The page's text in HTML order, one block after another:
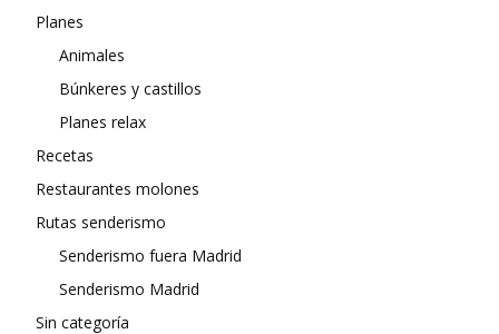
Planes
Animales
Búnkeres y castillos
Planes relax
Recetas
Restaurantes molones
Rutas senderismo
Senderismo fuera Madrid
Senderismo Madrid
Sin categoría